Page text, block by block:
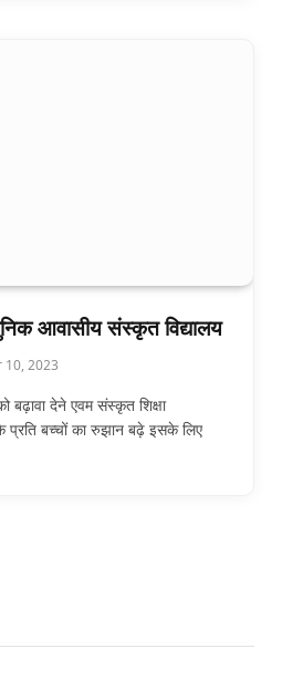
आवासीय संस्कृत विद्यालय
10, 2023
देने एवम संस्कृत शिक्षा
बच्चों का रुझान बढ़े इसके लिए